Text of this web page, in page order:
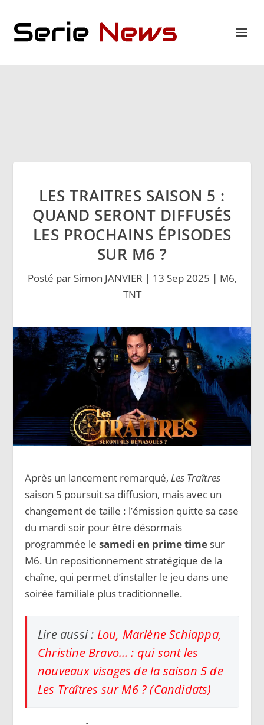
LES TRAITRES SAISON 5 :
QUAND SERONT DIFFUSÉS
LES PROCHAINS ÉPISODES
SUR M6 ?
Posté par Simon JANVIER | 13 Sep 2025 | M6,
TNT
Après un lancement remarqué, Les Traîtres
saison 5 poursuit sa diffusion, mais avec un
changement de taille : l’émission quitte sa case
du mardi soir pour être désormais
programmée lesamedi en prime time sur
M6. Un repositionnement stratégique de la
chaîne, qui permet d’installer le jeu dans une
soirée familiale plus traditionnelle.
Lire aussi : Lou, Marlène Schiappa,
Christine Bravo… : qui sont les
nouveaux visages de la saison 5 de
Les Traîtres sur M6 ? (Candidats)